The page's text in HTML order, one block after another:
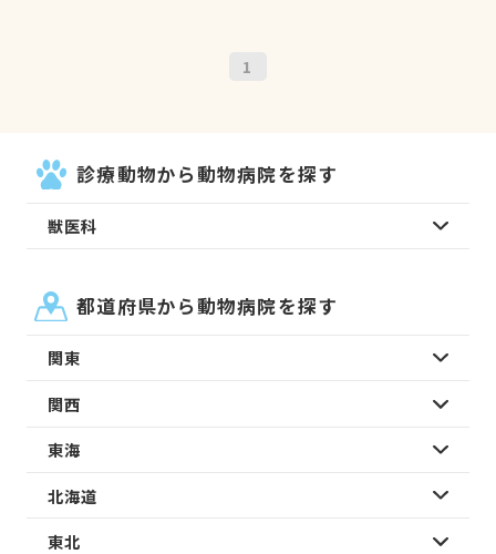
1
診療動物から動物病院を探す
獣医科
都道府県から動物病院を探す
関東
関西
東海
北海道
東北